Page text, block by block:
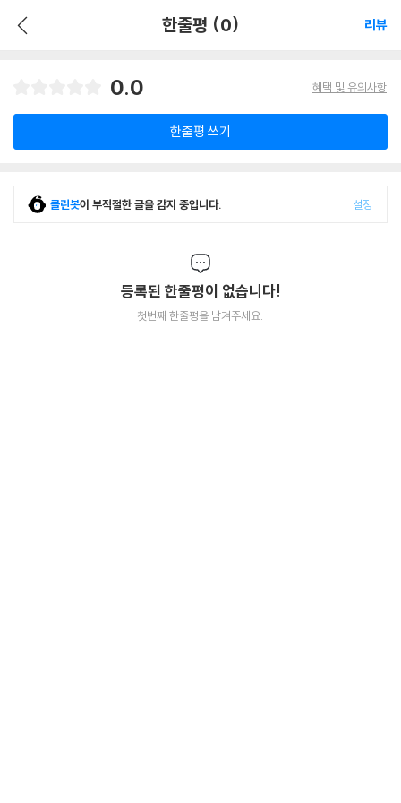
한줄평 (0) 리뷰
0.0 혜택 및 유의사항
한줄평 쓰기
클린봇이 부적절한 글을 감지 중입니다. 설정
등록된 한줄평이 없습니다!
첫번째 한줄평을 남겨주세요.